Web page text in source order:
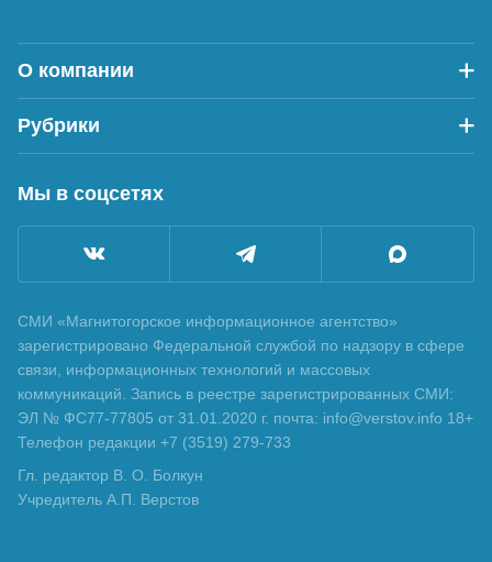
О компании
Рубрики
Мы в соцсетях
СМИ «Магнитогорское информационное агентство»
зарегистрировано Федеральной службой по надзору в сфере
связи, информационных технологий и массовых
коммуникаций. Запись в реестре зарегистрированных СМИ:
ЭЛ № ФС77-77805 от 31.01.2020 г. почта: info@verstov.info 18+
Телефон редакции +7 (3519) 279-733
Гл. редактор В. О. Болкун
Учредитель А.П. Верстов